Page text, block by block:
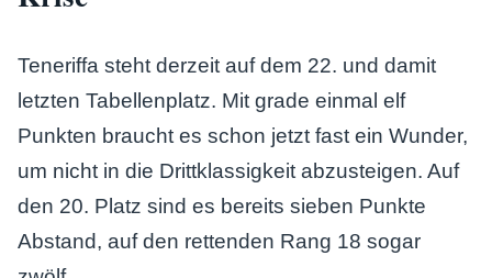
Teneriffa steht derzeit auf dem 22. und damit
letzten Tabellenplatz. Mit grade einmal elf
Punkten braucht es schon jetzt fast ein Wunder,
um nicht in die Drittklassigkeit abzusteigen. Auf
den 20. Platz sind es bereits sieben Punkte
Abstand, auf den rettenden Rang 18 sogar